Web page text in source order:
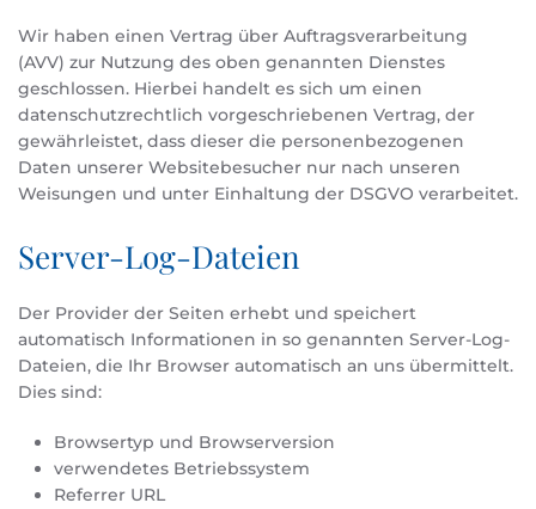
Wir haben einen Vertrag über Auftragsverarbeitung
(AVV) zur Nutzung des oben genannten Dienstes
geschlossen. Hierbei handelt es sich um einen
datenschutzrechtlich vorgeschriebenen Vertrag, der
gewährleistet, dass dieser die personenbezogenen
Daten unserer Websitebesucher nur nach unseren
Weisungen und unter Einhaltung der DSGVO verarbeitet.
Server-Log-Dateien
Der Provider der Seiten erhebt und speichert
automatisch Informationen in so genannten Server-Log-
Dateien, die Ihr Browser automatisch an uns übermittelt.
Dies sind:
Browsertyp und Browserversion
verwendetes Betriebssystem
Referrer URL